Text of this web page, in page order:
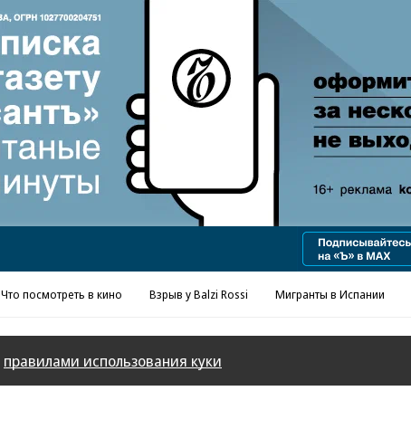
Реклама в «Ъ» www.kommersant.ru/ad
Что посмотреть в кино Взрыв у Balzi Rossi Мигранты в Испании
правилами использования куки